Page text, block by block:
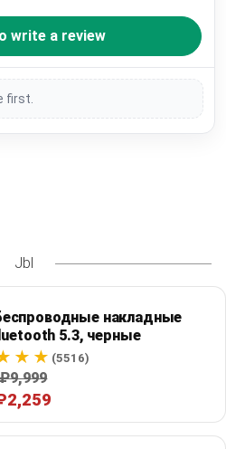
write a review
first.
Jbl
накладные
5.3, черные
(5516)
₽9,999